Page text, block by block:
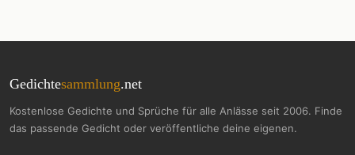
Gedichtesammlung.net
Kostenlose Gedichte und Sprüche für alle Anlässe seit 2006. Finde
das passende Gedicht oder veröffentliche deine eigenen.